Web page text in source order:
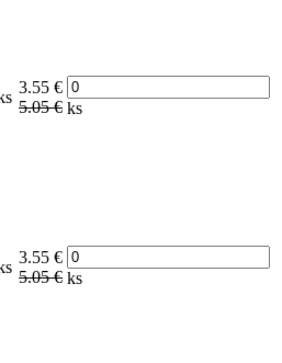
3.55 €
5.05 € ks
3.55 €
5.05 € ks